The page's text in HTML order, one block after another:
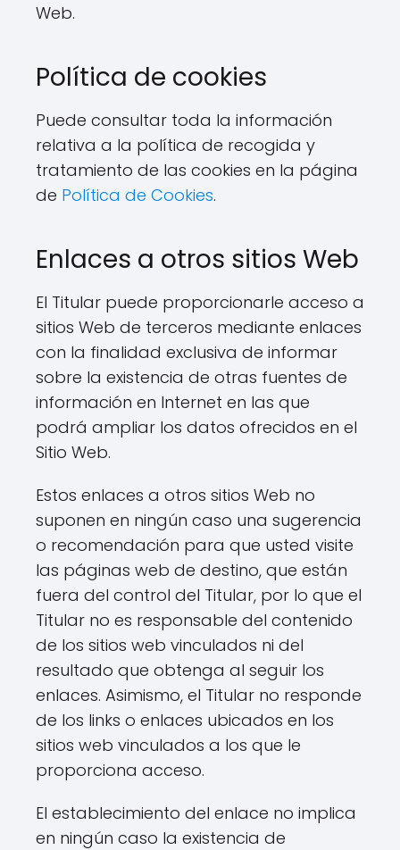
Web.
Política de cookies
Puede consultar toda la información
relativa a la política de recogida y
tratamiento de las cookies en la página
de Política de Cookies.
Enlaces a otros sitios Web
El Titular puede proporcionarle acceso a
sitios Web de terceros mediante enlaces
con la finalidad exclusiva de informar
sobre la existencia de otras fuentes de
información en Internet en las que
podrá ampliar los datos ofrecidos en el
Sitio Web.
Estos enlaces a otros sitios Web no
suponen en ningún caso una sugerencia
o recomendación para que usted visite
las páginas web de destino, que están
fuera del control del Titular, por lo que el
Titular no es responsable del contenido
de los sitios web vinculados ni del
resultado que obtenga al seguir los
enlaces. Asimismo, el Titular no responde
de los links o enlaces ubicados en los
sitios web vinculados a los que le
proporciona acceso.
El establecimiento del enlace no implica
en ningún caso la existencia de